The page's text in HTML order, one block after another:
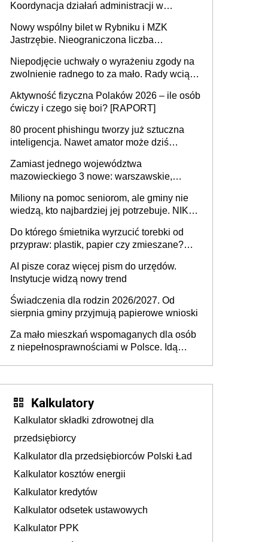
Koordynacja działań administracji w
Nowy wspólny bilet w Rybniku i MZK
Jastrzębie. Nieograniczona liczba
Niepodjęcie uchwały o wyrażeniu zgody na
zwolnienie radnego to za mało. Rady wciąż
rozstrzygać sprawy
Aktywność fizyczna Polaków 2026 – ile osób
ćwiczy i czego się boi? [RAPORT]
80 procent phishingu tworzy już sztuczna
inteligencja. Nawet amator może dziś
Zamiast jednego województwa
mazowieckiego 3 nowe: warszawskie,
Europie nie ma tak dużych jednostek
stołecznych
Miliony na pomoc seniorom, ale gminy nie
wiedzą, kto najbardziej jej potrzebuje. NIK
Do którego śmietnika wyrzucić torebki od
przypraw: plastik, papier czy zmieszane?
AI pisze coraz więcej pism do urzędów.
Instytucje widzą nowy trend
Świadczenia dla rodzin 2026/2027. Od
sierpnia gminy przyjmują papierowe wnioski
Za mało mieszkań wspomaganych dla osób
z niepełnosprawnościami w Polsce. Idą
Kalkulatory
Kalkulator składki zdrowotnej dla
przedsiębiorcy
Kalkulator dla przedsiębiorców Polski Ład
Kalkulator kosztów energii
Kalkulator kredytów
Kalkulator odsetek ustawowych
Kalkulator PPK